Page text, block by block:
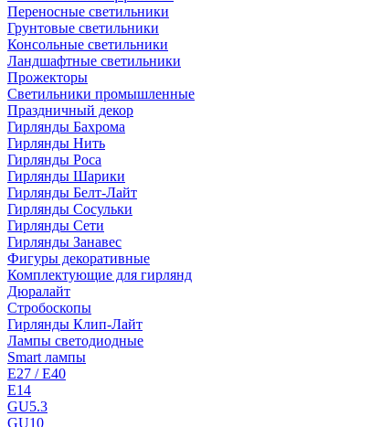
Переносные светильники
Грунтовые светильники
Консольные светильники
Ландшафтные светильники
Прожекторы
Светильники промышленные
Праздничный декор
Гирлянды Бахрома
Гирлянды Нить
Гирлянды Роса
Гирлянды Шарики
Гирлянды Белт-Лайт
Гирлянды Сосульки
Гирлянды Сети
Гирлянды Занавес
Фигуры декоративные
Комплектующие для гирлянд
Дюралайт
Стробоскопы
Гирлянды Клип-Лайт
Лампы светодиодные
Smart лампы
E27 / E40
E14
GU5.3
GU10